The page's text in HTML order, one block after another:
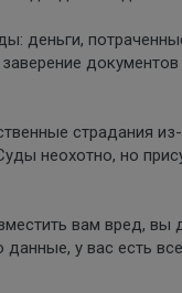
деньги,
страдания
неохотно, но
вам вред, вы
у вас есть